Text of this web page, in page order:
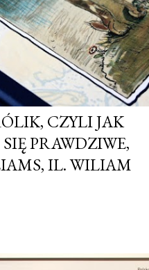
CZYLI JAK
PRAWDZIWE,
IL. WILIAM